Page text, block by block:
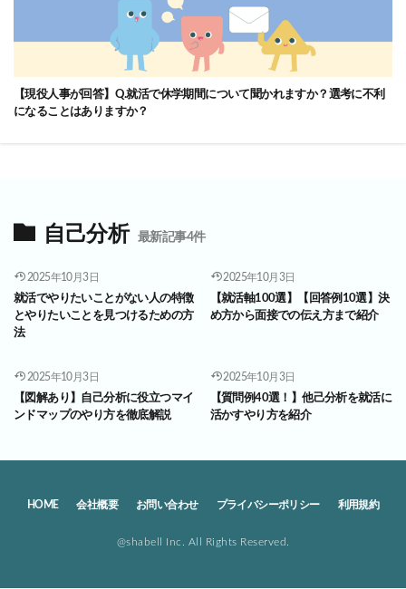
【現役人事が回答】Q.就活で休学期間について聞かれますか？選考に不利
になることはありますか？
自己分析 最新記事4件
2025年10月3日
就活でやりたいことがない人の特徴
とやりたいことを見つけるための方
法
2025年10月3日
【就活軸100選】【回答例10選】決
め方から面接での伝え方まで紹介
2025年10月3日
【図解あり】自己分析に役立つマイ
ンドマップのやり方を徹底解説
2025年10月3日
【質問例40選！】他己分析を就活に
活かすやり方を紹介
HOME 会社概要 お問い合わせ プライバシーポリシー 利用規約
@shabell Inc. All Rights Reserved.